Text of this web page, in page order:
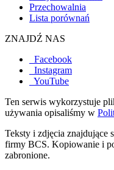
Przechowalnia
Lista porównań
ZNAJDŹ NAS
Facebook
Instagram
YouTube
Ten serwis wykorzystuje
używania opisaliśmy w
Teksty i zdjęcia znajdujące
firmy BCS. Kopiowanie i
zabronione.